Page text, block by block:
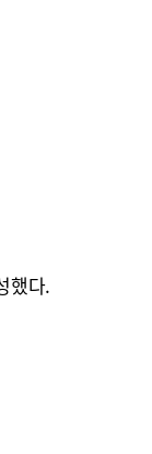
했다.